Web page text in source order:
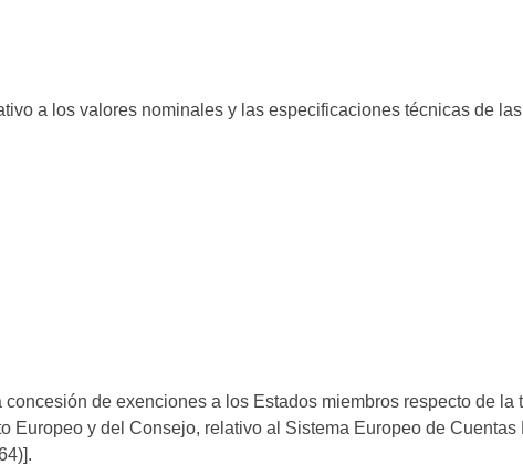
a los valores nominales y las especificaciones técnicas de
de exenciones a los Estados miembros respecto de la
Europeo y del Consejo, relativo al Sistema Europeo de Cuentas